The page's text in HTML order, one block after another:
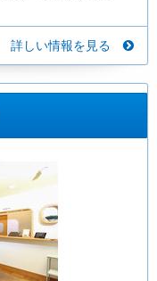
詳しい情報を見る